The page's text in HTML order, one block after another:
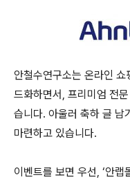
안철수연구소는 온라인 쇼
드화하면서, 프리미엄 전
습니다. 아울러 축하 글 남
마련하고 있습니다.
이벤트를 보면 우선, ‘안랩